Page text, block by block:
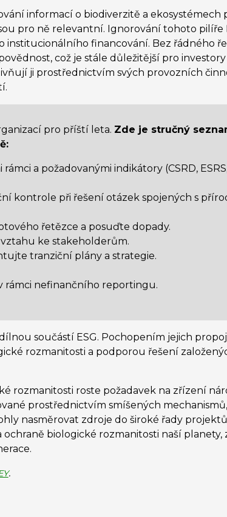
informací o biodiverzitě a ekosystémech
pro ně relevantní. Ignorování tohoto pilíře
institucionálního financování. Bez řádného
což je stále důležitější pro
ji prostřednictvím svých provozních
pro příští leta. Zde je stručný
a požadovanými indikátory (CSRD,
kontrole při řešení otázek spojených s
řetězce a posuďte dopady.
ke stakeholderům.
tranziční plány a strategie.
rámci nefinančního reportingu.
součástí ESG. Pochopením jejich
rozmanitosti a podporou řešení
rozmanitosti roste požadavek na zřízení
prostřednictvím smíšených
nasměrovat zdroje do široké řady
biologické rozmanitosti naší planety,
.